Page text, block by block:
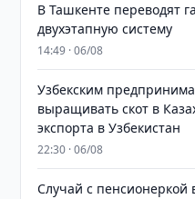
В Ташкенте переводят
двухэтапную систему
14:49 · 06/08
Узбекским
выращивать скот в
экспорта в Узбекистан
22:30 · 06/08
Случай с пенсионеркой